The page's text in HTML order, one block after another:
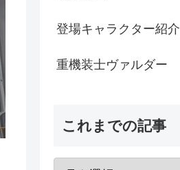
登場キャラクター紹介
重機装士ヴァルダー
これまでの記事